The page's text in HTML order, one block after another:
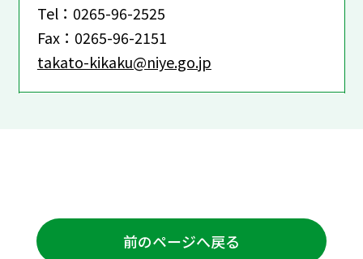
Tel：0265-96-2525
Fax：0265-96-2151
takato-kikaku@niye.go.jp
前のページへ戻る